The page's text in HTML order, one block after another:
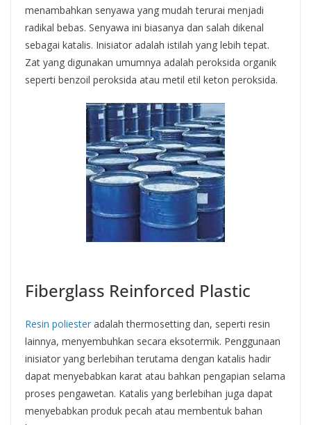
menambahkan senyawa yang mudah terurai menjadi
radikal bebas. Senyawa ini biasanya dan salah dikenal
sebagai katalis. Inisiator adalah istilah yang lebih tepat.
Zat yang digunakan umumnya adalah peroksida organik
seperti benzoil peroksida atau metil etil keton peroksida.
Fiberglass Reinforced Plastic
Resin poliester adalah thermosetting dan, seperti resin
lainnya, menyembuhkan secara eksotermik. Penggunaan
inisiator yang berlebihan terutama dengan katalis hadir
dapat menyebabkan karat atau bahkan pengapian selama
proses pengawetan. Katalis yang berlebihan juga dapat
menyebabkan produk pecah atau membentuk bahan